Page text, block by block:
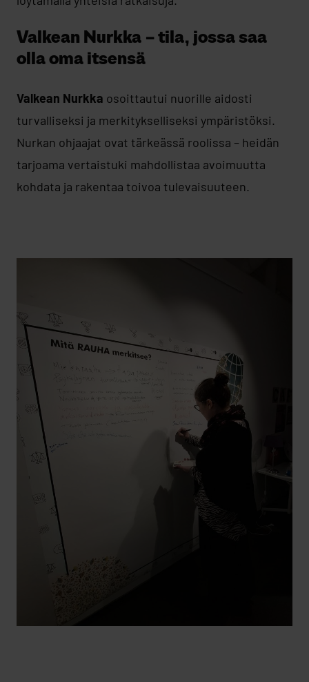
Valkean Nurkka – tila, jossa saa
olla oma itsensä
Valkean Nurkka osoittautui nuorille aidosti
turvalliseksi ja merkitykselliseksi ympäristöksi.
Nurkan ohjaajat ovat tärkeässä roolissa – heidän
tarjoama vertaistuki mahdollistaa avoimuutta
kohdata ja rakentaa toivoa tulevaisuuteen.